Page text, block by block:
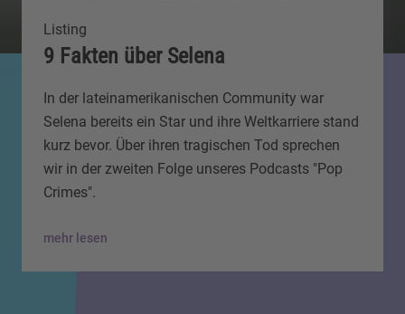
Listing
9 Fakten über Selena
In der lateinamerikanischen Community war
Selena bereits ein Star und ihre Weltkarriere stand
kurz bevor. Über ihren tragischen Tod sprechen
wir in der zweiten Folge unseres Podcasts "Pop
Crimes".
mehr lesen